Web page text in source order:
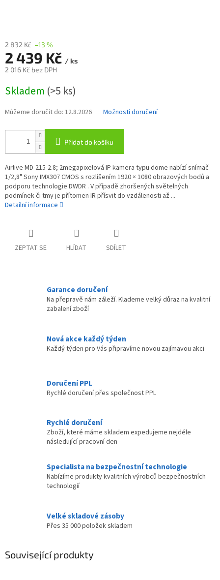
2 832 Kč –13 %
2 439 Kč / ks
2 016 Kč bez DPH
cena:
Skladem (>5 ks)
Můžeme doručit do: 12.8.2026 Možnosti doručení
Přidat do košíku
Airlive MD-215-2.8; 2megapixelová IP kamera typu dome nabízí snímač
1/2,8" Sony IMX307 CMOS s rozlišením 1920 × 1080 obrazových bodů a
podporu technologie DWDR . V případě zhoršených světelných
podmínek či tmy je přítomen IR přísvit do vzdálenosti až ...
Detailní informace
ZEPTAT SE HLÍDAT SDÍLET
Garance doručení
Na přepravě nám záleží. Klademe velký důraz na kvalitní
zabalení zboží
Nová akce každý týden
Každý týden pro Vás připravíme novou zajímavou akci
Doručení PPL
Rychlé doručení přes společnost PPL
Rychlé doručení
Zboží, které máme skladem expedujeme nejdéle
následující pracovní den
Specialista na bezpečnostní technologie
Nabízíme produkty kvalitních výrobců bezpečnostních
technologií
Velké skladové zásoby
Přes 35 000 položek skladem
Související produkty